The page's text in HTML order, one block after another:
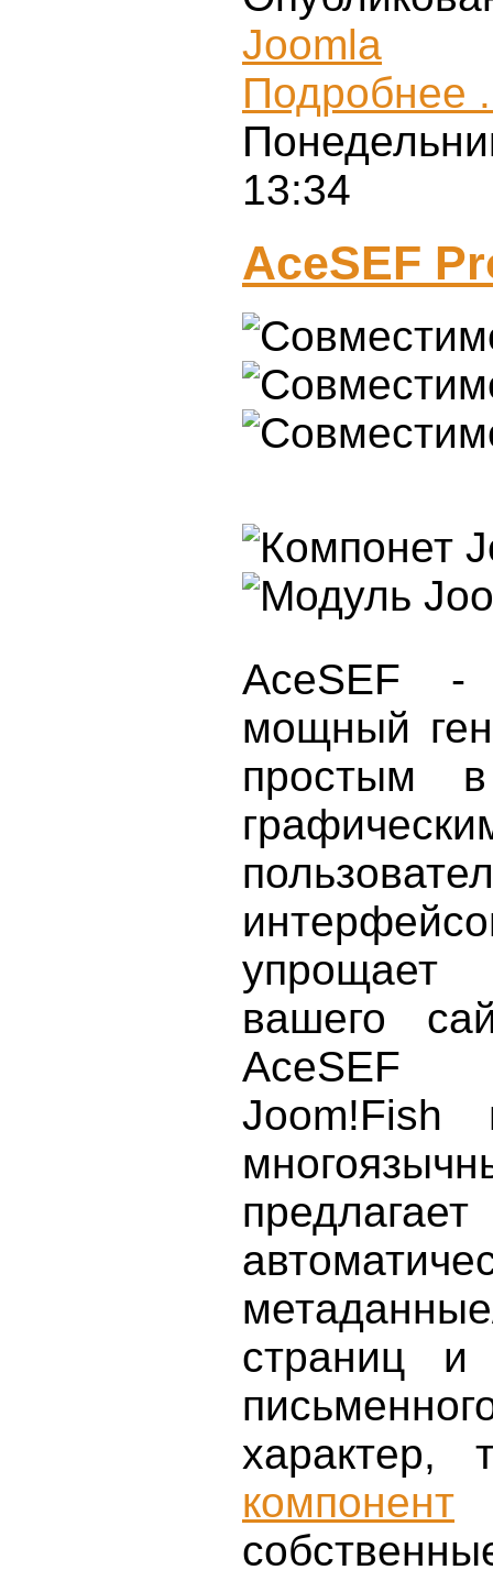
Joomla
Подробнее
13:34
AceSEF
AceSEF
мощный
простым в
вашего
AceSEF
Joom!Fish
страниц и
характер,
компонент